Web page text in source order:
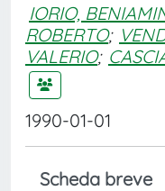
IORIO,
ROBERTO;
VALERIO;
1990-01-01
Scheda breve